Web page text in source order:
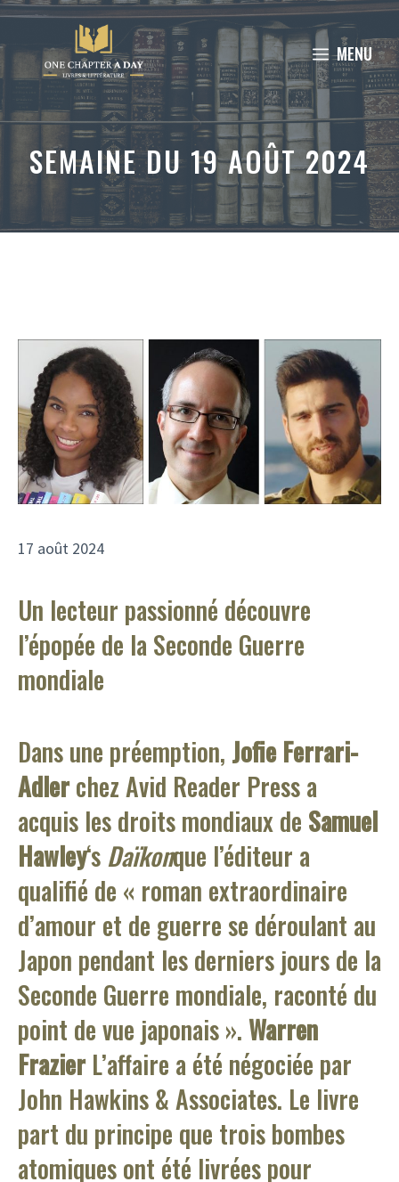
Aller
contenu
MENU
SEMAINE DU 19 AOÛT 2024
17 août 2024
Un lecteur passionné découvre
l’épopée de la Seconde Guerre
mondiale
Dans une préemption, Jofie Ferrari-
Adlerchez Avid Reader Press a
acquis les droits mondiaux de Samuel
Hawley‘sDaïkonque l’éditeur a
qualifié de « roman extraordinaire
d’amour et de guerre se déroulant au
Japon pendant les derniers jours de la
Seconde Guerre mondiale, raconté du
point de vue japonais ». Warren
FrazierL’affaire a été négociée par
John Hawkins & Associates. Le livre
part du principe que trois bombes
atomiques ont été livrées pour